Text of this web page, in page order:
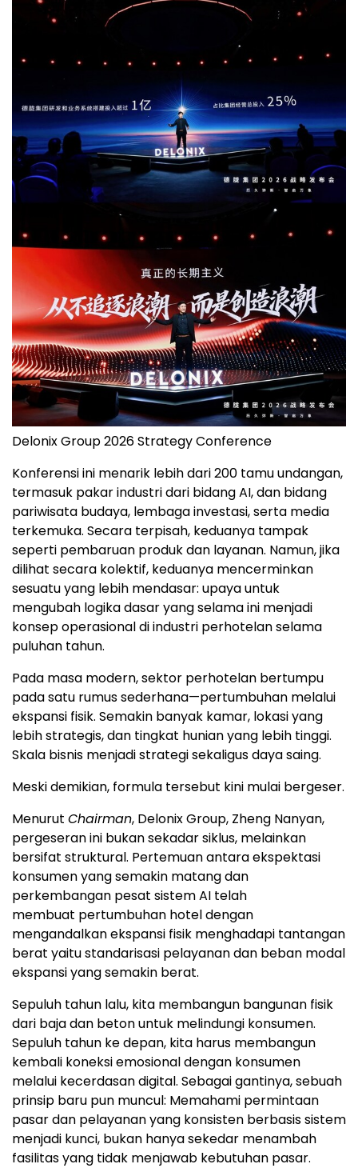
Delonix Group 2026 Strategy Conference
Konferensi ini menarik lebih dari 200 tamu undangan,
termasuk pakar industri dari bidang AI, dan bidang
pariwisata budaya, lembaga investasi, serta media
terkemuka. Secara terpisah, keduanya tampak
seperti pembaruan produk dan layanan. Namun, jika
dilihat secara kolektif, keduanya mencerminkan
sesuatu yang lebih mendasar: upaya untuk
mengubah logika dasar yang selama ini menjadi
konsep operasional di industri perhotelan selama
puluhan tahun.
Pada masa modern, sektor perhotelan bertumpu
pada satu rumus sederhana—pertumbuhan melalui
ekspansi fisik. Semakin banyak kamar, lokasi yang
lebih strategis, dan tingkat hunian yang lebih tinggi.
Skala bisnis menjadi strategi sekaligus daya saing.
Meski demikian, formula tersebut kini mulai bergeser.
Menurut Chairman, Delonix Group, Zheng Nanyan,
pergeseran ini bukan sekadar siklus, melainkan
bersifat struktural. Pertemuan antara ekspektasi
konsumen yang semakin matang dan
perkembangan pesat sistem AI telah
membuat pertumbuhan hotel dengan
mengandalkan ekspansi fisik menghadapi tantangan
berat yaitu standarisasi pelayanan dan beban modal
ekspansi yang semakin berat.
Sepuluh tahun lalu, kita membangun bangunan fisik
dari baja dan beton untuk melindungi konsumen.
Sepuluh tahun ke depan, kita harus membangun
kembali koneksi emosional dengan konsumen
melalui kecerdasan digital. Sebagai gantinya, sebuah
prinsip baru pun muncul: Memahami permintaan
pasar dan pelayanan yang konsisten berbasis sistem
menjadi kunci, bukan hanya sekedar menambah
fasilitas yang tidak menjawab kebutuhan pasar.